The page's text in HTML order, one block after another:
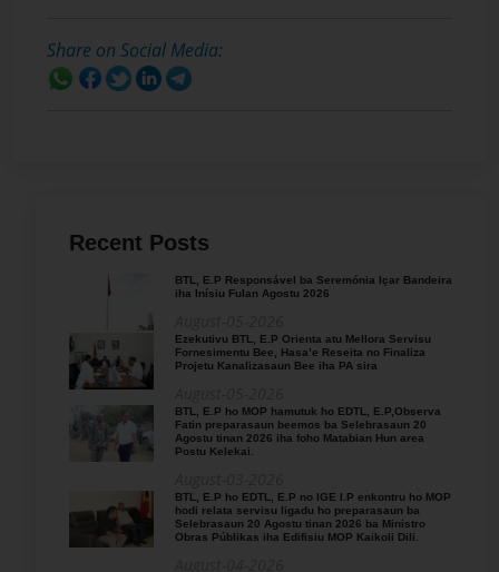
Share on Social Media:
Recent Posts
BTL, E.P Responsável ba Seremónia Içar Bandeira
iha Inísiu Fulan Agostu 2026
Ezekutivu BTL, E.P Orienta atu Mellora Servisu
Fornesimentu Bee, Hasa’e Reseita no Finaliza
Projetu Kanalizasaun Bee iha PA sira
BTL, E.P ho MOP hamutuk ho EDTL, E.P,Observa
Fatin preparasaun beemos ba Selebrasaun 20
Agostu tinan 2026 iha foho Matabian Hun area
Postu Kelekai.
BTL, E.P ho EDTL, E.P no IGE I.P enkontru ho MOP
hodi relata servisu ligadu ho preparasaun ba
Selebrasaun 20 Agostu tinan 2026 ba Ministro
Obras Públikas iha Edifisiu MOP Kaikoli Dili.